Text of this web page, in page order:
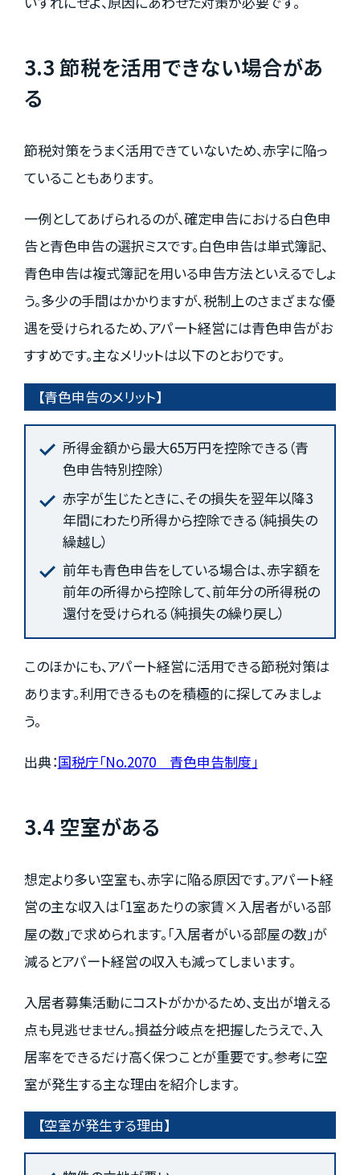
3.3 節税を活用できない場合があ
る
節税対策をうまく活用できていないため、赤字に陥っ
ていることもあります。
一例としてあげられるのが、確定申告における白色申
告と青色申告の選択ミスです。白色申告は単式簿記、
青色申告は複式簿記を用いる申告方法といえるでしょ
う。多少の手間はかかりますが、税制上のさまざまな優
遇を受けられるため、アパート経営には青色申告がお
すすめです。主なメリットは以下のとおりです。
【青色申告のメリット】
所得金額から最大65万円を控除できる（青
色申告特別控除）
赤字が生じたときに、その損失を翌年以降3
年間にわたり所得から控除できる（純損失の
繰越し）
前年も青色申告をしている場合は、赤字額を
前年の所得から控除して、前年分の所得税の
還付を受けられる（純損失の繰り戻し）
このほかにも、アパート経営に活用できる節税対策は
あります。利用できるものを積極的に探してみましょ
う。
出典：国税庁「No.2070 青色申告制度」
3.4 空室がある
想定より多い空室も、赤字に陥る原因です。アパート経
営の主な収入は「1室あたりの家賃×入居者がいる部
屋の数」で求められます。「入居者がいる部屋の数」が
減るとアパート経営の収入も減ってしまいます。
入居者募集活動にコストがかかるため、支出が増える
点も見逃せません。損益分岐点を把握したうえで、入
居率をできるだけ高く保つことが重要です。参考に空
室が発生する主な理由を紹介します。
【空室が発生する理由】